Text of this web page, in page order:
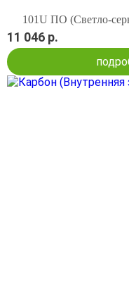
101U ПО (Светло-
11 046 р.